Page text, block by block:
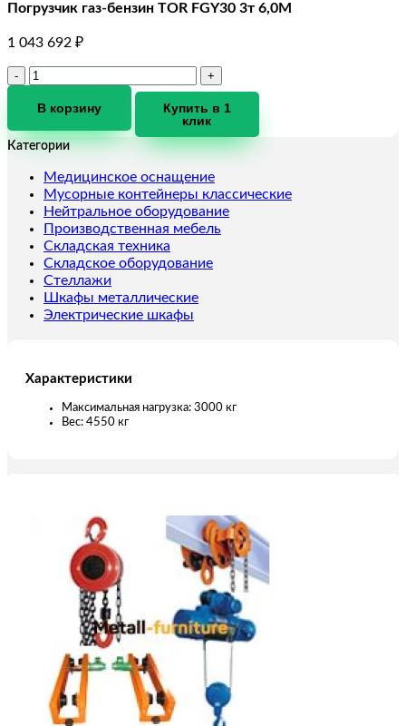
Погрузчик газ-бензин TOR FGY30 3т 6,0М
1 043 692 ₽
Количество
Погрузчик
бензин
FGY30
3т
6,0М
В корзину
Купить в 1
клик
Категории
Медицинское оснащение
Мусорные контейнеры классические
Нейтральное оборудование
Производственная мебель
Складская техника
Складское оборудование
Стеллажи
Шкафы металлические
Электрические шкафы
Характеристики
Максимальная нагрузка: 3000 кг
Вес: 4550 кг